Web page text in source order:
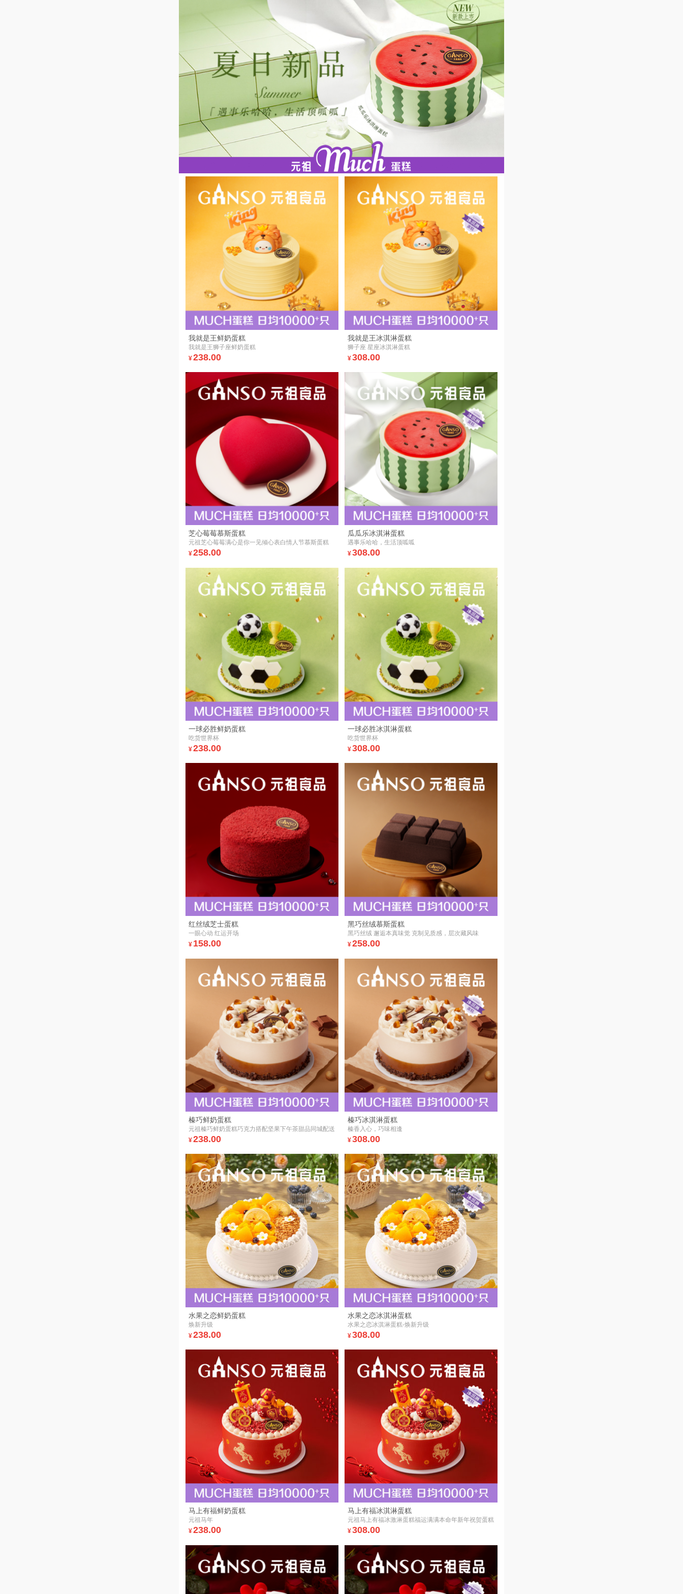
我就是王鲜奶蛋糕
我就是王狮子座鲜奶蛋糕
¥238.00
我就是王冰淇淋蛋糕
狮子座 星座冰淇淋蛋糕
¥308.00
芝心莓莓慕斯蛋糕
元祖芝心莓莓满心是你一见倾心表白情人节慕斯蛋糕
¥258.00
瓜瓜乐冰淇淋蛋糕
遇事乐哈哈，生活顶呱呱
¥308.00
一球必胜鲜奶蛋糕
吃货世界杯
¥238.00
一球必胜冰淇淋蛋糕
吃货世界杯
¥308.00
红丝绒芝士蛋糕
一眼心动 红运开场
¥ 158.00
黑巧丝绒慕斯蛋糕
黑巧丝绒 邂逅本真味觉 克制见质感，层次藏风味
¥258.00
榛巧鲜奶蛋糕
元祖榛巧鲜奶蛋糕巧克力搭配坚果下午茶甜品同城配送
¥238.00
榛巧冰淇淋蛋糕
榛香入心，巧味相逢
¥308.00
水果之恋鲜奶蛋糕
焕新升级
¥238.00
水果之恋冰淇淋蛋糕
水果之恋冰淇淋蛋糕-焕新升级
¥308.00
马上有福鲜奶蛋糕
元祖马年
¥238.00
马上有福冰淇淋蛋糕
元祖马上有福冰激淋蛋糕福运满满本命年新年祝贺蛋糕
¥308.00